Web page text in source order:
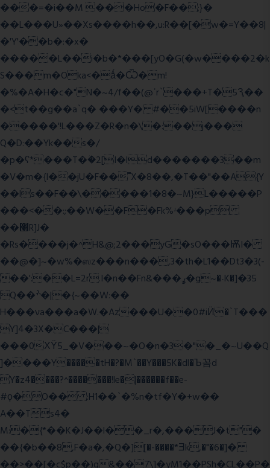
���=�i��M ���Ho�F��;}�
��L���U»��Xs����h��,u:R��[�w�=Y��8|
�'Y'��b�:�x�
�����L��i�b�*���[yO�G(�w����2�k
S���m�Oka<�ǻ�Ѿ�m!
�%�A�H�c�"N�~4/f��(@ʿr`���+T�5Ԇ��
�<t��g��a`q� ���Y� #��5iW[����n
�����'!L���Z�R�n�\�:��j���
Q�D:��Yk��s�/
�p�ʕ*���T�ؘ�2[I�ld�������3��m
�V�m�{I��jU�F��˭X�8��,�T��"��A{Y
��ls��F��\�����1�8�~M}L�����P
���<��:;��W��F�Fk%ʴ���p
��׫R]J�
�Rs����j�^H&@;2���yG�sO���ѬI�
��@�]~�w%�ஸz���n���,3�th�L1��Dt3�3(-
��':��L=2r.I�n��Fn&���ߩ�g~�˴K�]�35
Q��ׯ�|�{~��W:��
H���νa���a�W.�Az���U��0#iӤ�`T���
Y]4�3X�C���|
���0ХΫ5_�V���~�O�n�3�"�_�~U��Q
]����Y�����tH�?�M`��Y���5K�dl�Ъ꼼d
Y�z4����?^�������!le�|������f��e-
#ϙ�O�� :H1��`�%n�tf�Y�+w��
A��Ts4�
M:�{*��K�J��l��_r�,���J�t"�
��{�b��8,F�a�,�Q�][�-����*Ǝk,�"�6�]�